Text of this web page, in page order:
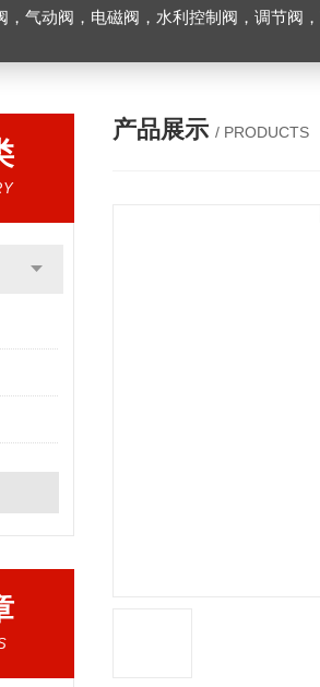
，气动阀，电磁阀，水利控制阀，调节阀，减压
产品展示 / PRODUCTS